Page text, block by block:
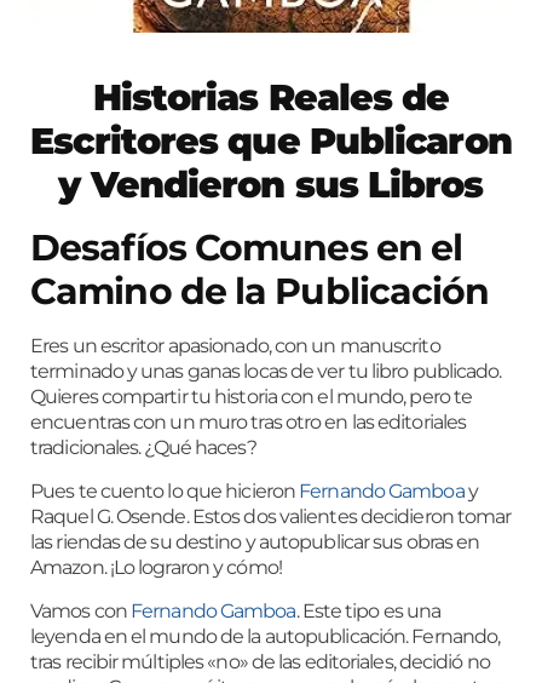
Historias Reales de
Escritores que Publicaron
y Vendieron sus Libros
Desafíos Comunes en el
Camino de la Publicación
Eres un escritor apasionado, con un manuscrito
terminado y unas ganas locas de ver tu libro publicado.
Quieres compartir tu historia con el mundo, pero te
encuentras con un muro tras otro en las editoriales
tradicionales. ¿Qué haces?
Pues te cuento lo que hicieron Fernando Gamboay
Raquel G. Osende. Estos dos valientes decidieron tomar
las riendas de su destino y autopublicar sus obras en
Amazon. ¡Lo lograron y cómo!
Vamos con Fernando Gamboa. Este tipo es una
leyenda en el mundo de la autopublicación. Fernando,
tras recibir múltiples «no» de las editoriales, decidió no